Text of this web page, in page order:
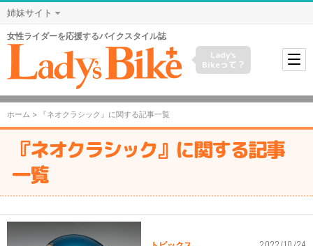
姉妹サイト
女性ライダーを応援するバイクスタイル誌
Lady's
Bikeって？
ホーム > 『ネオクラシック』に関する記事一覧
『ネオクラシック』に関する記事
一覧